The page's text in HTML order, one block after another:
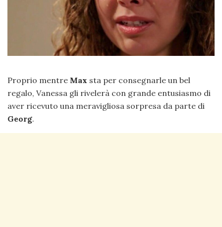
Proprio mentre Max sta per consegnarle un bel
regalo, Vanessa gli rivelerà con grande entusiasmo di
aver ricevuto una meravigliosa sorpresa da parte di
Georg.